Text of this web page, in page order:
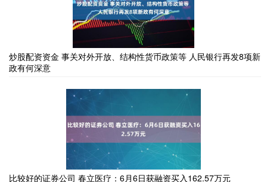
炒股配资资金 事关对外开放、结构性货币政策等 人民银行再发8项新
政有何深意
比较好的证券公司 春立医疗：6月6日获融资买入162.57万元